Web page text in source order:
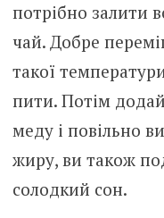
потрібно залити
чай. Добре
такої
пити. Потім
меду і повільно
жиру, ви також
солодкий сон.